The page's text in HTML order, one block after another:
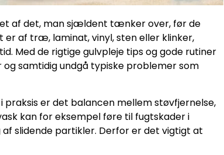
af det, man sjældent tænker over, før de
af træ, laminat, vinyl, sten eller klinker,
Med de rigtige gulvpleje tips og gode rutiner
samtidig undgå typiske problemer som
er det balancen mellem støvfjernelse,
kan for eksempel føre til fugtskader i
slidende partikler. Derfor er det vigtigt at